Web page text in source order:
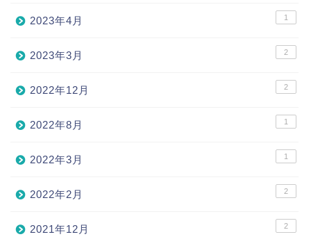
2023年4月 1
2023年3月 2
2022年12月 2
2022年8月 1
2022年3月 1
2022年2月 2
2021年12月 2